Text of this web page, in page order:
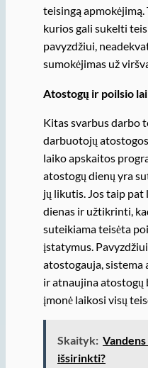
teisingą apmokėjimą.
kurios gali sukelti
pavyzdžiui,
sumokėjimas už
Atostogų ir poilsio
Kitas svarbus darbo
darbuotojų
laiko apskaitos
atostogų dienų yra
jų likutis. Jos taip
dienas ir užtikrinti,
suteikiama teisėta
įstatymus.
atostogauja, sistema
ir atnaujina atostogų
įmonė laikosi visų
Skaityk:
išsirinkti?